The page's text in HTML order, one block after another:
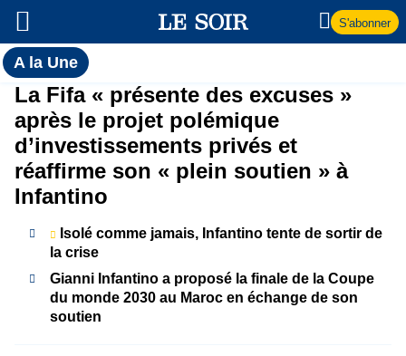
S'abonner
A la UneToutes
l'actualité
du Soir
A
la
Une
La Fifa « présente des excuses »
après le projet polémique
d’investissements privés et
réaffirme son « plein soutien » à
Infantino
Isolé comme jamais, Infantino tente de sortir de
la crise
Gianni Infantino a proposé la finale de la Coupe
du monde 2030 au Maroc en échange de son
soutien